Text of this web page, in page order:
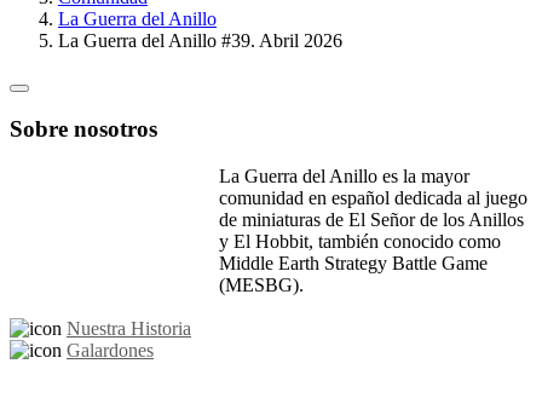
La Guerra del Anillo
La Guerra del Anillo #39. Abril 2026
Sobre nosotros
La Guerra del Anillo es la mayor
comunidad en español dedicada al juego
de miniaturas de El Señor de los Anillos
y El Hobbit, también conocido como
Middle Earth Strategy Battle Game
(MESBG).
Nuestra Historia
Galardones